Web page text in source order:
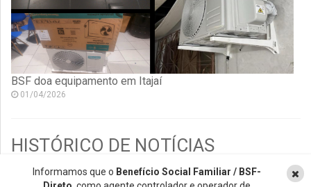
Informamos que o Benefício Social Familiar / BSF-
BSF doa equipamento em Itajaí
01/04/2026
HISTÓRICO DE NOTÍCIAS
2026